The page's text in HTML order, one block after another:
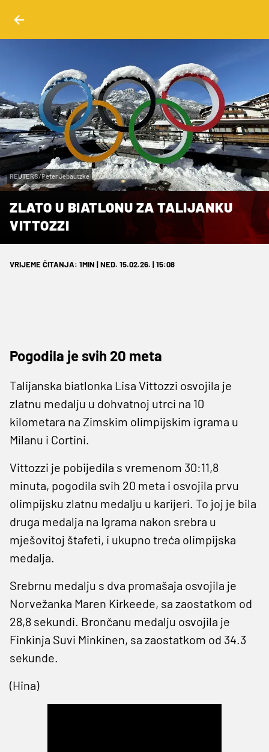
REUTERS/Peter Jebautzke
ZLATO U BIATLONU ZA TALIJANKU
VITTOZZI
VRIJEME ČITANJA: 1MIN | NED. 15.02.26. | 15:08
Pogodila je svih 20 meta
Talijanska biatlonka Lisa Vittozzi osvojila je
zlatnu medalju u dohvatnoj utrci na 10
kilometara na Zimskim olimpijskim igrama u
Milanu i Cortini.
Vittozzi je pobijedila s vremenom 30:11,8
minuta, pogodila svih 20 meta i osvojila prvu
olimpijsku zlatnu medalju u karijeri. To joj je bila
druga medalja na Igrama nakon srebra u
mješovitoj štafeti, i ukupno treća olimpijska
medalja.
Srebrnu medalju s dva promašaja osvojila je
Norvežanka Maren Kirkeede, sa zaostatkom od
28,8 sekundi. Brončanu medalju osvojila je
Finkinja Suvi Minkinen, sa zaostatkom od 34.3
sekunde.
(Hina)